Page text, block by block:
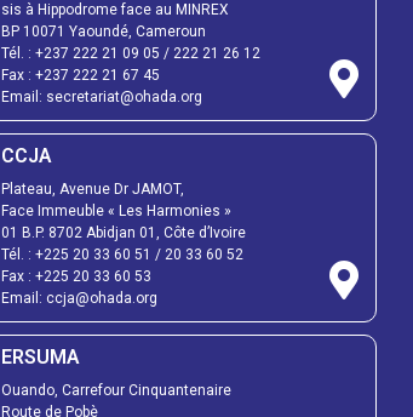
sis à Hippodrome face au MINREX
BP 10071 Yaoundé, Cameroun
Tél. : +237 222 21 09 05 / 222 21 26 12
Fax : +237 222 21 67 45
Email: secretariat@ohada.org
CCJA
Plateau, Avenue Dr JAMOT,
Face Immeuble « Les Harmonies »
01 B.P. 8702 Abidjan 01, Côte d’Ivoire
Tél. : +225 20 33 60 51 / 20 33 60 52
Fax : +225 20 33 60 53
Email: ccja@ohada.org
ERSUMA
Ouando, Carrefour Cinquantenaire
Route de Pobè